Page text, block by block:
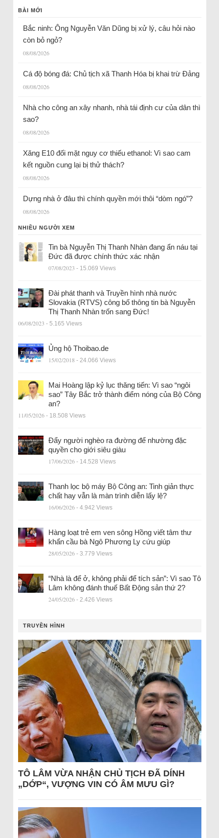
BÀI MỚI
Bắc ninh: Ông Nguyễn Văn Dũng bị xử lý, câu hỏi nào
còn bỏ ngỏ?
08/08/2026
Cá độ bóng đá: Chủ tịch xã Thanh Hóa bị khai trừ Đảng
08/08/2026
Nhà cho công an xây nhanh, nhà tái định cư của dân thì
sao?
08/08/2026
Xăng E10 đối mặt nguy cơ thiếu ethanol: Vì sao cam
kết nguồn cung lại bị thử thách?
08/08/2026
Dựng nhà ở đâu thì chính quyền mới thôi “dòm ngó”?
08/08/2026
NHIỀU NGƯỜI XEM
Tin bà Nguyễn Thị Thanh Nhàn đang ẩn náu tại
Đức đã được chính thức xác nhận
07/08/2023 - 15.069 Views
Đài phát thanh và Truyền hình nhà nước
Slovakia (RTVS) công bố thông tin bà Nguyễn
Thị Thanh Nhàn trốn sang Đức!
06/08/2023 - 5.165 Views
Ủng hộ Thoibao.de
15/02/2018 - 24.066 Views
Mai Hoàng lập kỷ lục thăng tiến: Vì sao “ngôi
sao” Tây Bắc trở thành điểm nóng của Bộ Công
an?
11/05/2026 - 18.508 Views
Đẩy người nghèo ra đường để nhường đặc
quyền cho giới siêu giàu
17/06/2026 - 14.528 Views
Thanh lọc bộ máy Bộ Công an: Tinh giản thực
chất hay vẫn là màn trình diễn lấy lệ?
16/06/2026 - 4.942 Views
Hàng loạt trẻ em ven sông Hồng viết tâm thư
khẩn cầu bà Ngô Phương Ly cứu giúp
28/05/2026 - 3.779 Views
“Nhà là để ở, không phải để tích sản”: Vì sao Tô
Lâm không đánh thuế Bất Động sản thứ 2?
24/05/2026 - 2.426 Views
TRUYỀN HÌNH
TÔ LÂM VỪA NHẬN CHỦ TỊCH ĐÃ DÍNH
„DỚP“, VƯỢNG VIN CÓ ÂM MƯU GÌ?